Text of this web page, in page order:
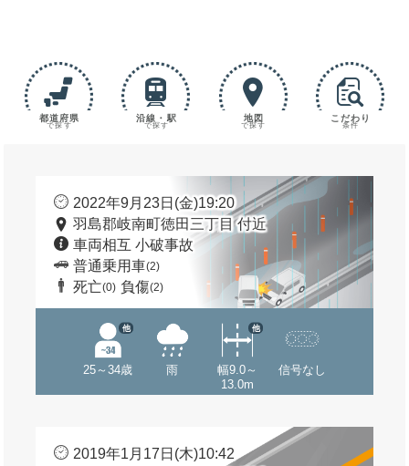
都道府県
で探す
沿線・駅
で探す
地図
で探す
こだわり
条件
2022年9月23日(金)19:20
羽島郡岐南町徳田三丁目 付近
車両相互 小破事故
普通乗用車(2)
死亡(0) 負傷(2)
25～34歳
他
雨
幅9.0～
13.0m
他
信号なし
2019年1月17日(木)10:42